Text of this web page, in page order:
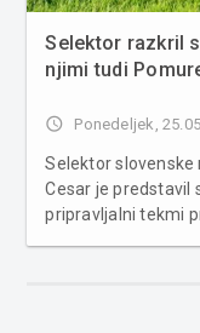
Selektor razkril
njimi tudi
access_time Ponedeljek,
Selektor
Cesar je predstavil
pripravljalni tekmi